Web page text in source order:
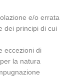
e/o errata
dei principi di cui
eccezioni di
la natura